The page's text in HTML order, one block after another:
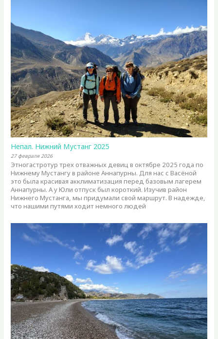
Непал. Нижний Мустанг 2025
27 февраля 2026
Этногастротур трех отважных девиц в октябре 2025 года по
Нижнему Мустангу в районе Аннапурны. Для нас с Васёной
это была красивая акклиматизация перед базовым лагерем
Аннапурны. А у Юли отпуск был короткий. Изучив район
Нижнего Мустанга, мы придумали свой маршрут. В надежде,
что нашими путями ходит немного людей